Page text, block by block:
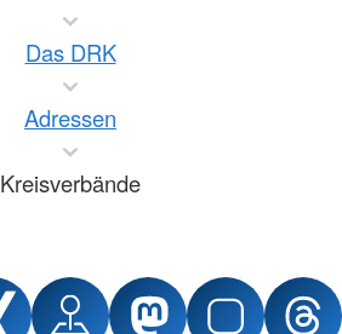
Das DRK
Adressen
Kreisverbände